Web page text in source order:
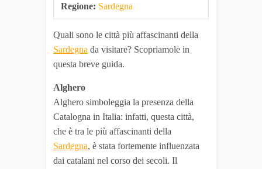
Regione: Sardegna
Quali sono le città più affascinanti della
Sardegna da visitare? Scopriamole in
questa breve guida.
Alghero
Alghero simboleggia la presenza della
Catalogna in Italia: infatti, questa città,
che è tra le più affascinanti della
Sardegna, è stata fortemente influenzata
dai catalani nel corso dei secoli. Il